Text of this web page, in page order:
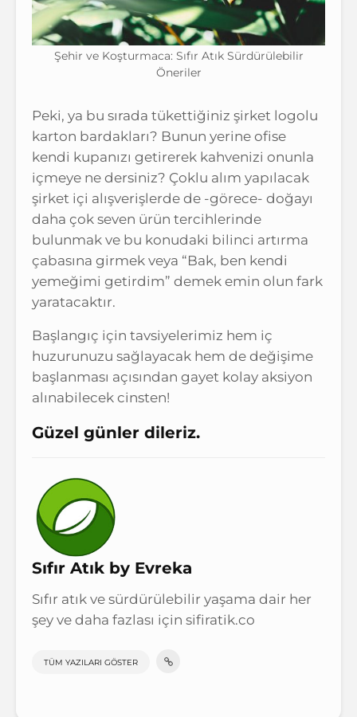
Şehir ve Koşturmaca: Sıfır Atık Sürdürülebilir
Öneriler
Peki, ya bu sırada tükettiğiniz şirket logolu
karton bardakları? Bunun yerine ofise
kendi kupanızı getirerek kahvenizi onunla
içmeye ne dersiniz? Çoklu alım yapılacak
şirket içi alışverişlerde de -görece- doğayı
daha çok seven ürün tercihlerinde
bulunmak ve bu konudaki bilinci artırma
çabasına girmek veya “Bak, ben kendi
yemeğimi getirdim” demek emin olun fark
yaratacaktır.
Başlangıç için tavsiyelerimiz hem iç
huzurunuzu sağlayacak hem de değişime
başlanması açısından gayet kolay aksiyon
alınabilecek cinsten!
Güzel günler dileriz.
Sıfır Atık by Evreka
Sıfır atık ve sürdürülebilir yaşama dair her
şey ve daha fazlası için sifiratik.co
TÜM YAZILARI GÖSTER